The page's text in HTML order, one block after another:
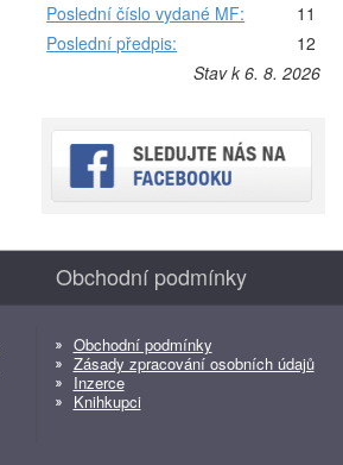
Poslední číslo vydané MF:
11
Poslední předpis:
12
Stav k 6. 8. 2026
Obchodní podmínky
Obchodní podmínky
Zásady zpracování osobních údajů
Inzerce
Knihkupci